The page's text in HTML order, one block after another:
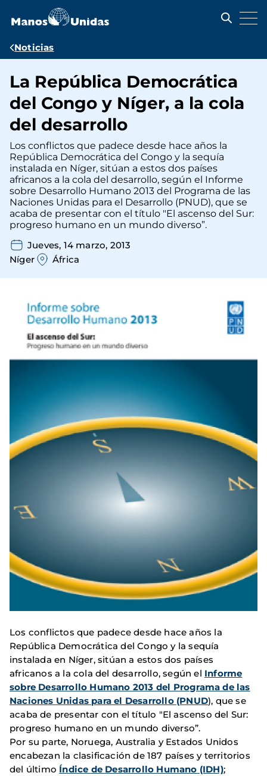
contenido
Ruta
navegación
Noticias
La República Democrática
del Congo y Níger, a la cola
del desarrollo
Los conflictos que padece desde hace años la
República Democrática del Congo y la sequía
instalada en Níger, sitúan a estos dos países
africanos a la cola del desarrollo, según el Informe
sobre Desarrollo Humano 2013 del Programa de las
Naciones Unidas para el Desarrollo (PNUD), que se
acaba de presentar con el título "El ascenso del Sur:
progreso humano en un mundo diverso”.
Jueves, 14 marzo, 2013
Níger
África
Los conflictos que padece desde hace años la
República Democrática del Congo y la sequía
instalada en Níger, sitúan a estos dos países
africanos a la cola del desarrollo, según el Informe
sobre Desarrollo Humano 2013 del Programa de las
Naciones Unidas para el Desarrollo (PNUD), que se
acaba de presentar con el título "El ascenso del Sur:
progreso humano en un mundo diverso”.
Por su parte, Noruega, Australia y Estados Unidos
encabezan la clasificación de 187 países y territorios
del último Índice de Desarrollo Humano (IDH);